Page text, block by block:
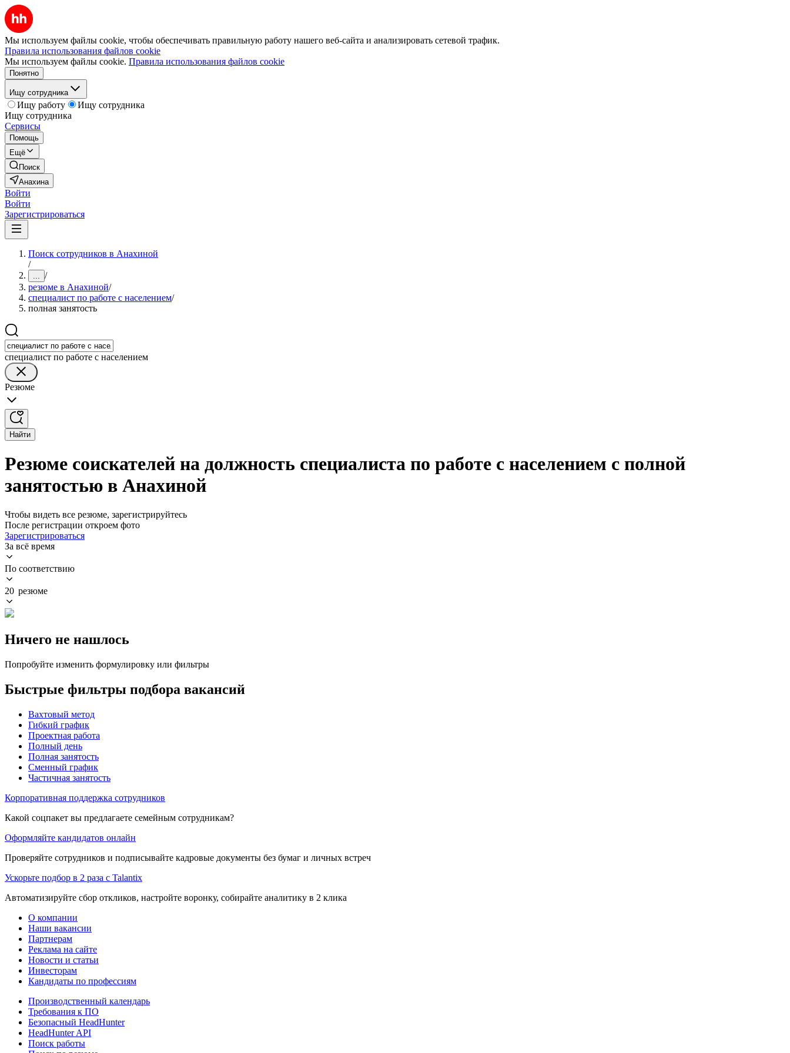
Мы используем файлы cookie, чтобы обеспечивать правильную работу нашего веб-сайта и анализировать сетевой трафик.
Правила использования файлов cookie
Мы используем файлы cookie. Правила использования файлов cookie
Понятно
Ищу сотрудника
Ищу работу
Ищу сотрудника
Ищу сотрудника
Сервисы
Помощь
Ещё
Поиск
Анахина
Войти
Войти
Зарегистрироваться
Поиск сотрудников в Анахиной
/
... /
резюме в Анахиной/
специалист по работе с населением/
полная занятость
специалист по работе с населением
Резюме
Найти
Резюме соискателей на должность специалиста по работе с населением с полной
занятостью в Анахиной
Чтобы видеть все резюме, зарегистрируйтесь
После регистрации откроем фото
Зарегистрироваться
За всё время
По соответствию
20 резюме
Ничего не нашлось
Попробуйте изменить формулировку или фильтры
Быстрые фильтры подбора вакансий
Вахтовый метод
Гибкий график
Проектная работа
Полный день
Полная занятость
Сменный график
Частичная занятость
Корпоративная поддержка сотрудников
Какой соцпакет вы предлагаете семейным сотрудникам?
Оформляйте кандидатов онлайн
Проверяйте сотрудников и подписывайте кадровые документы без бумаг и личных встреч
Ускорьте подбор в 2 раза с Talantix
Автоматизируйте сбор откликов, настройте воронку, собирайте аналитику в 2 клика
О компании
Наши вакансии
Партнерам
Реклама на сайте
Новости и статьи
Инвесторам
Кандидаты по профессиям
Производственный календарь
Требования к ПО
Безопасный HeadHunter
HeadHunter API
Поиск работы